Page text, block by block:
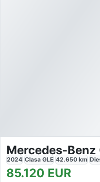
Mercedes-Benz
2024 Clasa GLE 42.650 km
85.120 EUR